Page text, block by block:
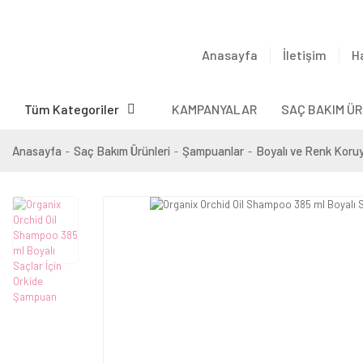
Anasayfa İletişim
Tüm Kategoriler KAMPANYALAR SAÇ BAKIM
Anasayfa Saç Bakım Ürünleri Şampuanlar Boyalı ve Renk